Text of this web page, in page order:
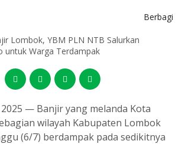
Berbagi
— Banjir yang melanda Kota
wilayah Kabupaten Lombok
(6/7) berdampak pada sedikitnya